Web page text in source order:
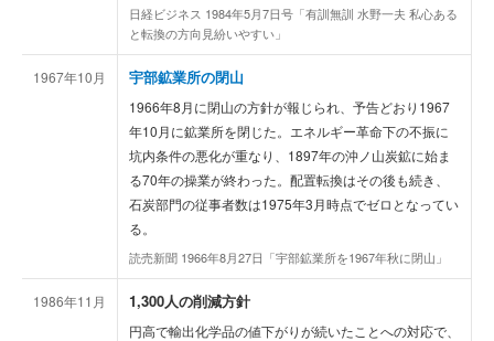
日経ビジネス 1984年5月7日号「有訓無訓 水野一夫 私心ある
と転換の方向見紛いやすい」
1967年10月 宇部鉱業所の閉山
1966年8月に閉山の方針が報じられ、予告どおり1967
年10月に鉱業所を閉じた。エネルギー革命下の不振に
坑内条件の悪化が重なり、1897年の沖ノ山炭鉱に始ま
る70年の操業が終わった。配置転換はその後も続き、
石炭部門の従事者数は1975年3月時点でゼロとなってい
る。
読売新聞 1966年8月27日「宇部鉱業所を1967年秋に閉山」
1986年11月 1,300人の削減方針
円高で輸出化学品の値下がりが続いたことへの対応で、